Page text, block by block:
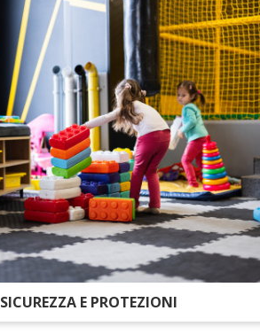
SICUREZZA E PROTEZIONI